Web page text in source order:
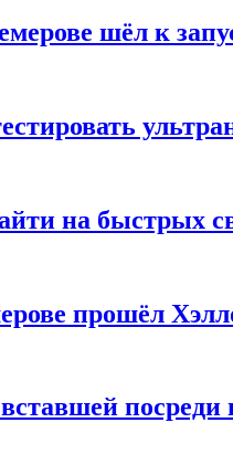
шёл к
на быстрых
прошёл
посреди